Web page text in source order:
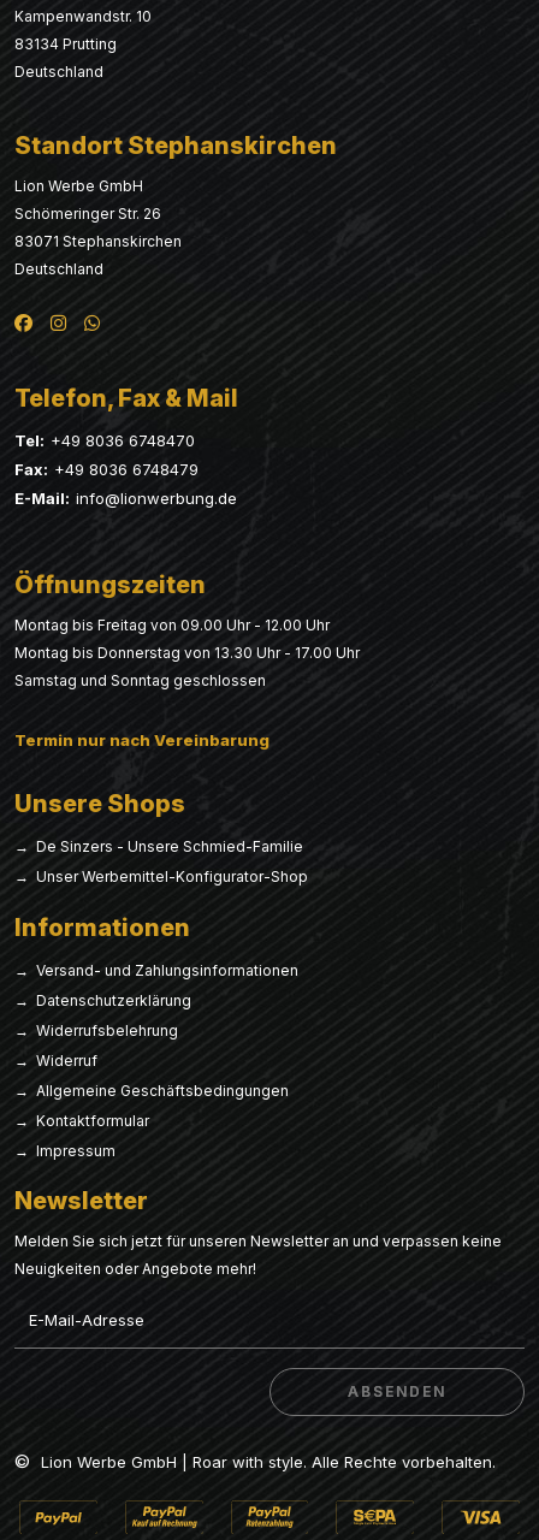
Kampenwandstr. 10
83134 Prutting
Deutschland
Standort Stephanskirchen
Lion Werbe GmbH
Schömeringer Str. 26
83071 Stephanskirchen
Deutschland
Telefon, Fax & Mail
Tel: +49 8036 6748470
Fax: +49 8036 6748479
E-Mail: info@lionwerbung.de
Öffnungszeiten
Montag bis Freitag von 09.00 Uhr - 12.00 Uhr
Montag bis Donnerstag von 13.30 Uhr - 17.00 Uhr
Samstag und Sonntag geschlossen
Termin nur nach Vereinbarung
Unsere Shops
→ De Sinzers - Unsere Schmied-Familie
→ Unser Werbemittel-Konfigurator-Shop
Informationen
→ Versand- und Zahlungsinformationen
→ Datenschutzerklärung
→ Widerrufsbelehrung
→ Widerruf
→ Allgemeine Geschäftsbedingungen
→ Kontaktformular
→ Impressum
Newsletter
Melden Sie sich jetzt für unseren Newsletter an und verpassen keine
Neuigkeiten oder Angebote mehr!
ABSENDEN
ABSENDEN
© Lion Werbe GmbH | Roar with style. Alle Rechte vorbehalten.